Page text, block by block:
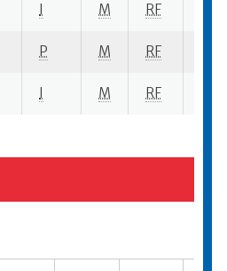
I M RF
P M RF
I M RF